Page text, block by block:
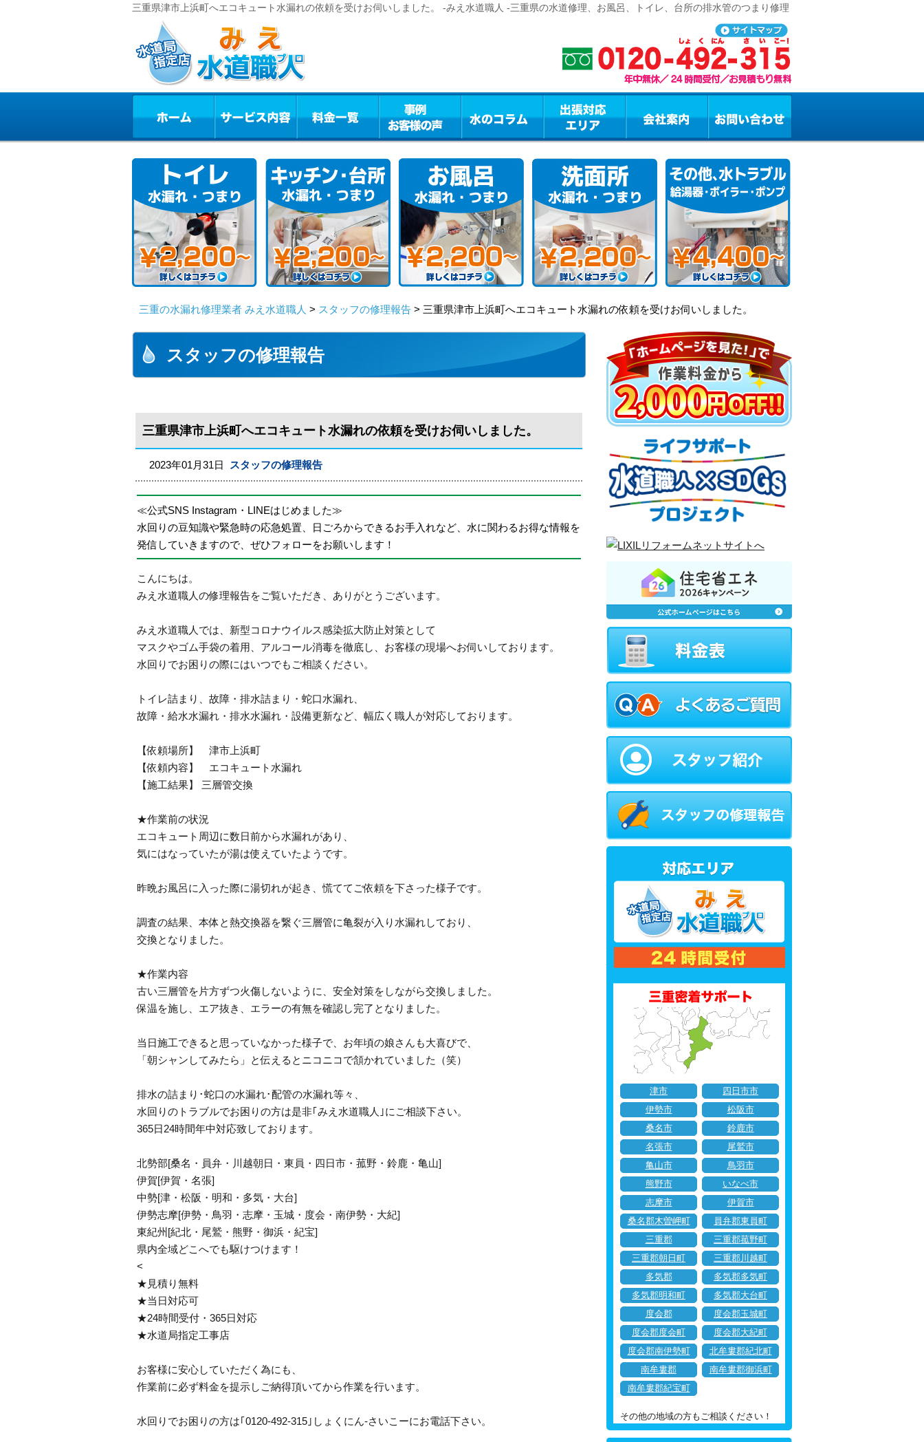
三重県津市上浜町へエコキュート水漏れの依頼を受けお伺いしました。 -みえ水道職人 -三重県の水道修理、お風呂、トイレ、台所の排水管のつまり修理
三重の水漏れ修理業者 みえ水道職人 > スタッフの修理報告 > 三重県津市上浜町へエコキュート水漏れの依頼を受けお伺いしました。
スタッフの修理報告
三重県津市上浜町へエコキュート水漏れの依頼を受けお伺いしました。
2023年01月31日 スタッフの修理報告
≪公式SNS Instagram・LINEはじめました≫
水回りの豆知識や緊急時の応急処置、日ごろからできるお手入れなど、水に関わるお得な情報を
発信していきますので、ぜひフォローをお願いします！
こんにちは。
みえ水道職人の修理報告をご覧いただき、ありがとうございます。
みえ水道職人では、新型コロナウイルス感染拡大防止対策として
マスクやゴム手袋の着用、アルコール消毒を徹底し、お客様の現場へお伺いしております。
水回りでお困りの際にはいつでもご相談ください。
トイレ詰まり、故障・排水詰まり・蛇口水漏れ、
故障・給水水漏れ・排水水漏れ・設備更新など、幅広く職人が対応しております。
【依頼場所】 津市上浜町
【依頼内容】 エコキュート水漏れ
【施工結果】 三層管交換
★作業前の状況
エコキュート周辺に数日前から水漏れがあり、
気にはなっていたが湯は使えていたようです。
昨晩お風呂に入った際に湯切れが起き、慌ててご依頼を下さった様子です。
調査の結果、本体と熱交換器を繋ぐ三層管に亀裂が入り水漏れしており、
交換となりました。
★作業内容
古い三層管を片方ずつ火傷しないように、安全対策をしながら交換しました。
保温を施し、エア抜き、エラーの有無を確認し完了となりました。
当日施工できると思っていなかった様子で、お年頃の娘さんも大喜びで、
「朝シャンしてみたら」と伝えるとニコニコで頷かれていました（笑）
排水の詰まり･蛇口の水漏れ･配管の水漏れ等々、
水回りのトラブルでお困りの方は是非｢みえ水道職人｣にご相談下さい。
365日24時間年中対応致しております。
北勢部[桑名・員弁・川越朝日・東員・四日市・菰野・鈴鹿・亀山]
伊賀[伊賀・名張]
中勢[津・松阪・明和・多気・大台]
伊勢志摩[伊勢・鳥羽・志摩・玉城・度会・南伊勢・大紀]
東紀州[紀北・尾鷲・熊野・御浜・紀宝]
県内全域どこへでも駆けつけます！
<
★見積り無料
★当日対応可
★24時間受付・365日対応
★水道局指定工事店
お客様に安心していただく為にも、
作業前に必ず料金を提示しご納得頂いてから作業を行います。
水回りでお困りの方は｢0120-492-315｣しょくにん-さいこーにお電話下さい。
津市
四日市市
伊勢市
松阪市
桑名市
鈴鹿市
名張市
尾鷲市
亀山市
鳥羽市
熊野市
いなべ市
志摩市
伊賀市
桑名郡木曽岬町
員弁郡東員町
三重郡
三重郡菰野町
三重郡朝日町
三重郡川越町
多気郡
多気郡多気町
多気郡明和町
多気郡大台町
度会郡
度会郡玉城町
度会郡度会町
度会郡大紀町
度会郡南伊勢町
北牟婁郡紀北町
南牟婁郡
南牟婁郡御浜町
南牟婁郡紀宝町
その他の地域の方もご相談ください！